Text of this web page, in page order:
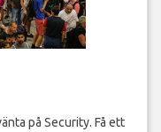
på Security. Få ett